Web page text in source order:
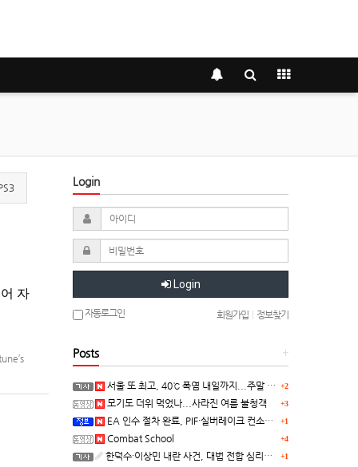
자
Login
Login
자동로그인 회원가입 정보찾기
+
Posts
+2
서울 또 최고, 40℃ 폭염 내일까지...주말 동쪽 비바람
+3
모기도 더위 먹었나...사라진 여름 불청객
+1
EA 인수 절차 완료, PIF·실버레이크 컨소시엄 산하 편입
+4
Combat School
+1
한덕수·이상민 내란 사건, 대법 전합 심리…"역사적 사법평가"(종합)